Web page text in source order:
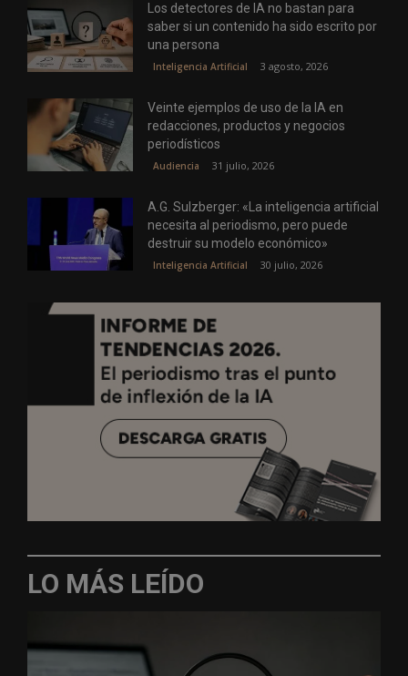
Los detectores de IA no bastan para
saber si un contenido ha sido escrito por
una persona
Inteligencia Artificial 3 agosto, 2026
Veinte ejemplos de uso de la IA en
redacciones, productos y negocios
periodísticos
Audiencia 31 julio, 2026
A.G. Sulzberger: «La inteligencia artificial
necesita al periodismo, pero puede
destruir su modelo económico»
Inteligencia Artificial 30 julio, 2026
LO MÁS LEÍDO